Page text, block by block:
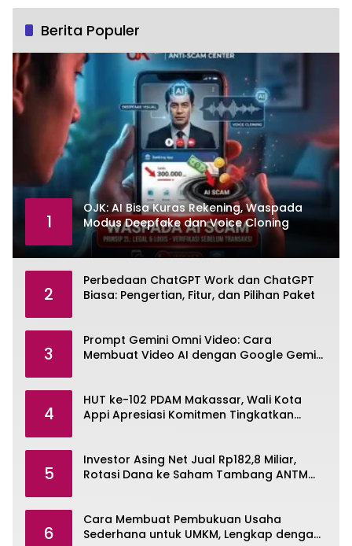
Berita Populer
1
OJK: AI Bisa Kuras Rekening, Waspada
Modus Deepfake dan Voice Cloning
2
Perbedaan ChatGPT Work dan ChatGPT
Biasa: Pengertian, Fitur, dan Pilihan Paket
3
Prompt Gemini Omni Video: Cara
Membuat Video AI dengan Google Gemini
4
HUT ke-102 PDAM Makassar, Wali Kota
Appi Apresiasi Komitmen Tingkatkan
5
Investor Asing Net Jual Rp182,8 Miliar,
Rotasi Dana ke Saham Tambang ANTM
6
Cara Membuat Pembukuan Usaha
Sederhana untuk UMKM, Lengkap dengan